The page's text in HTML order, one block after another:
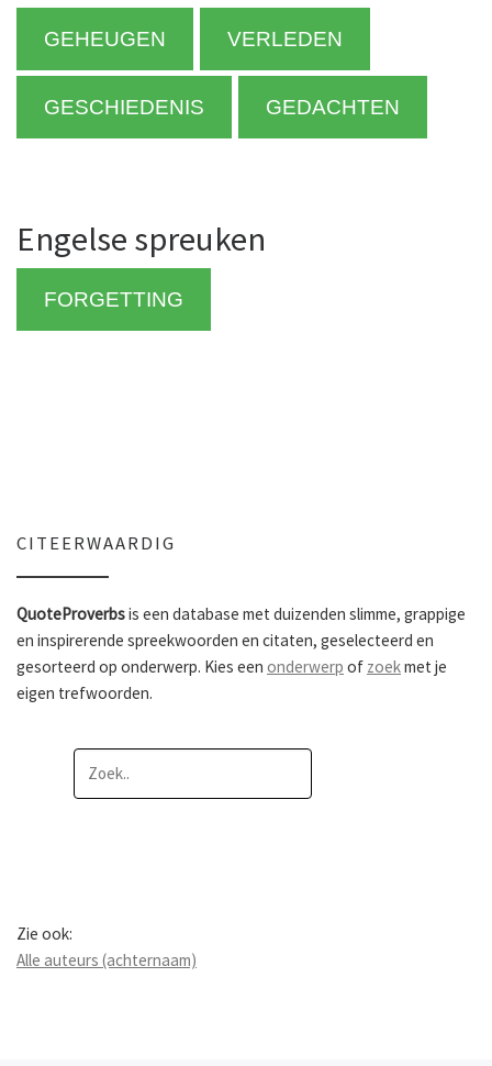
GEHEUGEN VERLEDEN
GESCHIEDENIS GEDACHTEN
Engelse spreuken
FORGETTING
CITEERWAARDIG
QuoteProverbsis een database met duizenden slimme, grappige
en inspirerende spreekwoorden en citaten, geselecteerd en
gesorteerd op onderwerp. Kies een onderwerp of zoekmet je
eigen trefwoorden.
Zie ook:
Alle auteurs (achternaam)